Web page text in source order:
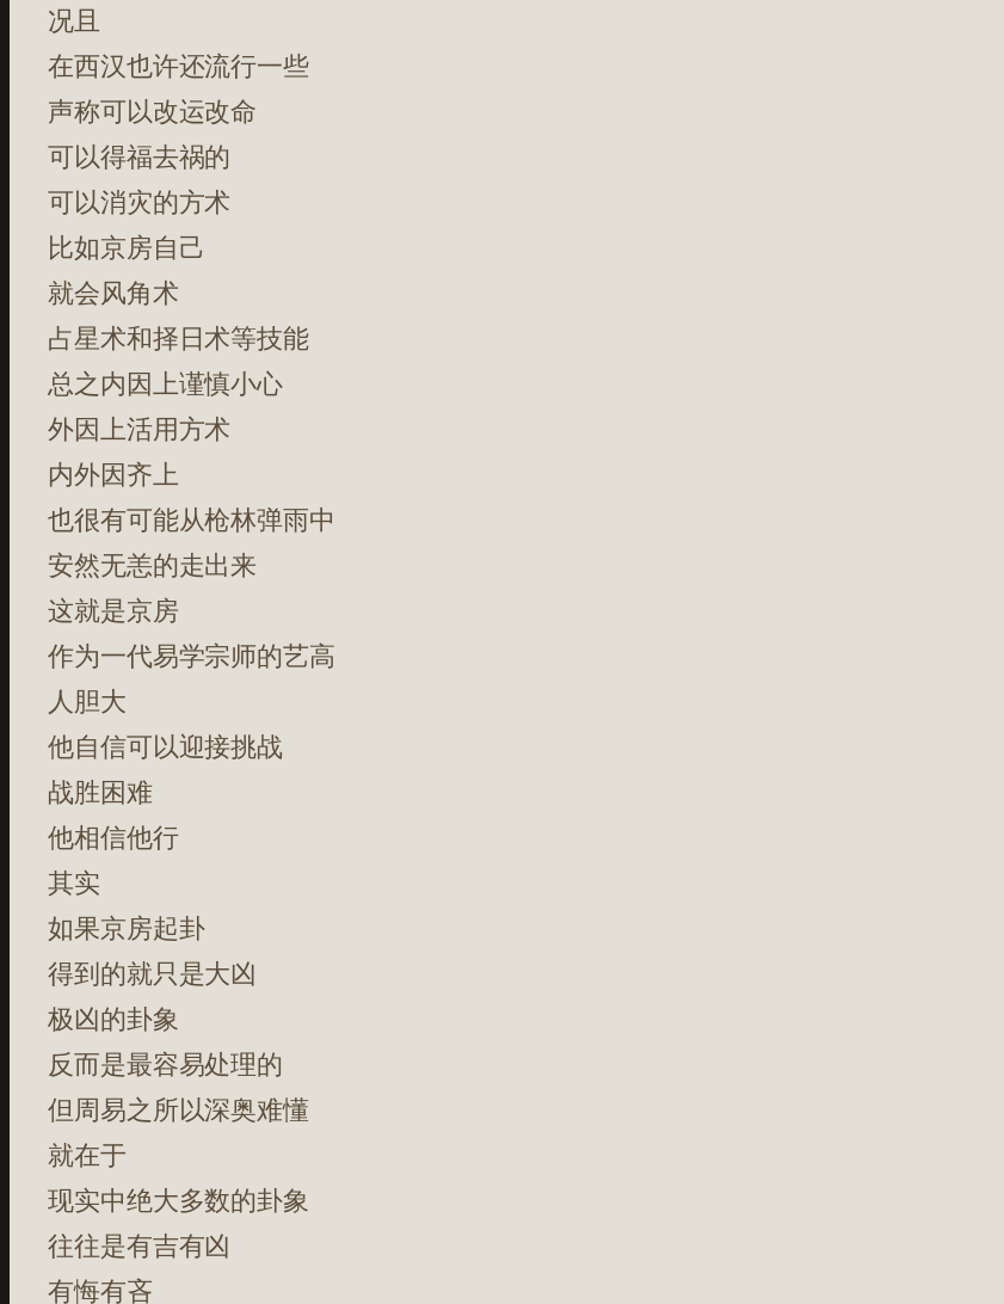
况且
在西汉也许还流行一些
声称可以改运改命
可以得福去祸的
可以消灾的方术
比如京房自己
就会风角术
占星术和择日术等技能
总之内因上谨慎小心
外因上活用方术
内外因齐上
也很有可能从枪林弹雨中
安然无恙的走出来
这就是京房
作为一代易学宗师的艺高
人胆大
他自信可以迎接挑战
战胜困难
他相信他行
其实
如果京房起卦
得到的就只是大凶
极凶的卦象
反而是最容易处理的
但周易之所以深奥难懂
就在于
现实中绝大多数的卦象
往往是有吉有凶
有悔有吝